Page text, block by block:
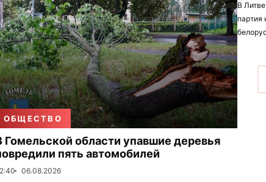
ОБЩЕСТВО
Гомельской области упавшие деревья
пять автомобилей
06.08.2026
В
партия